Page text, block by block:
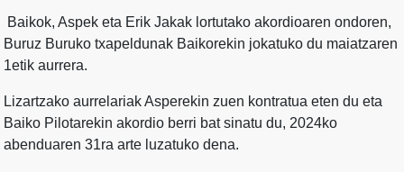
Baikok, Aspek eta Erik Jakak lortutako akordioaren ondoren,
Buruz Buruko txapeldunak Baikorekin jokatuko du maiatzaren
1etik aurrera.
Lizartzako aurrelariak Asperekin zuen kontratua eten du eta
Baiko Pilotarekin akordio berri bat sinatu du, 2024ko
abenduaren 31ra arte luzatuko dena.